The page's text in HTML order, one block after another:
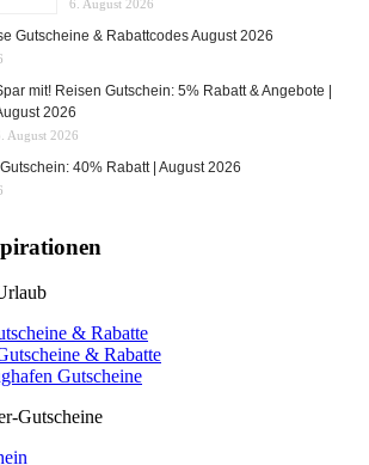
6. August 2026
Gutscheine & Rabattcodes August 2026
mit! Reisen Gutschein: 5% Rabatt & Angebote |
2026
August 2026
40% Rabatt | August 2026
& Rabatte
& Rabatte
Gutscheine
Gutscheine